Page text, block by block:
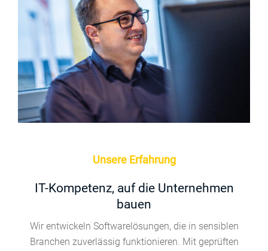
Unsere Erfahrung
IT-Kompetenz, auf die Unternehmen
bauen
Wir entwickeln Softwarelösungen, die in sensiblen
Branchen zuverlässig funktionieren. Mit geprüften